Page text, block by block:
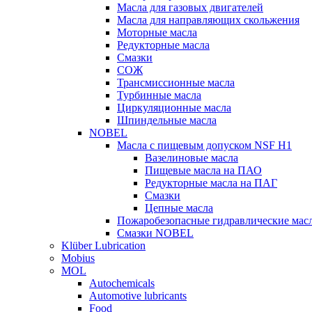
Масла для газовых двигателей
Масла для направляющих скольжения
Моторные масла
Редукторные масла
Смазки
СОЖ
Трансмиссионные масла
Турбинные масла
Циркуляционные масла
Шпиндельные масла
NOBEL
Масла с пищевым допуском NSF H1
Вазелиновые масла
Пищевые масла на ПАО
Редукторные масла на ПАГ
Смазки
Цепные масла
Пожаробезопасные гидравлические
Смазки NOBEL
Klüber Lubrication
Mobius
MOL
Autochemicals
Automotive lubricants
Food